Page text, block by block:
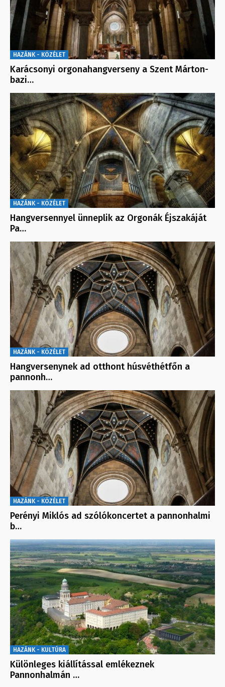
HAZÁNK - KÖZÉLET
Karácsonyi orgonahangverseny a Szent Márton-
bazi…
HAZÁNK - KÖZÉLET
Hangversennyel ünneplik az Orgonák Éjszakáját
Pa…
HAZÁNK - KÖZÉLET
Hangversenynek ad otthont húsvéthétfőn a
pannonh…
HAZÁNK - KÖZÉLET
Perényi Miklós ad szólókoncertet a pannonhalmi
b…
HAZÁNK - KULTÚRA
Különleges kiállítással emlékeznek
Pannonhalmán …